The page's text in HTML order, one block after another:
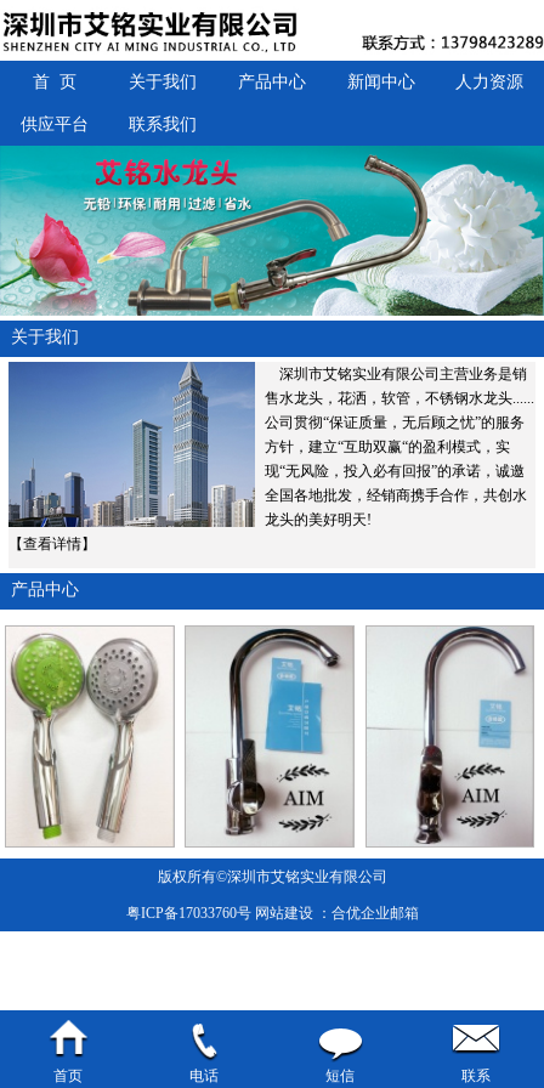
首 页 关于我们 产品中心 新闻中心 人力资源
供应平台 联系我们
关于我们
深圳市艾铭实业有限公司主营业务是销
售水龙头，花洒，软管，不锈钢水龙头......
公司贯彻“保证质量，无后顾之忧”的服务
方针，建立“互助双赢“的盈利模式，实
现“无风险，投入必有回报”的承诺，诚邀
全国各地批发，经销商携手合作，共创水
龙头的美好明天!
【查看详情】
产品中心
版权所有©深圳市艾铭实业有限公司
粤ICP备17033760号 网站建设：合优企业邮箱
首页 电话 短信 联系